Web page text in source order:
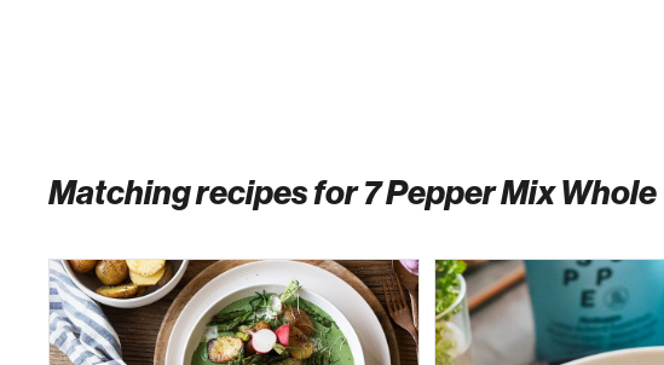
Matching recipes for 7 Pepper Mix Whole